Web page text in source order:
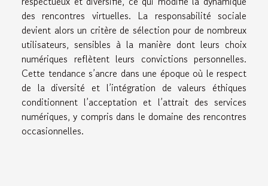
des rencontres virtuelles. La responsabilité sociale
devient alors un critère de sélection pour de nombreux
utilisateurs, sensibles à la manière dont leurs choix
numériques reflètent leurs convictions personnelles.
Cette tendance s’ancre dans une époque où le respect
de la diversité et l’intégration de valeurs éthiques
conditionnent l’acceptation et l’attrait des services
numériques, y compris dans le domaine des rencontres
occasionnelles.